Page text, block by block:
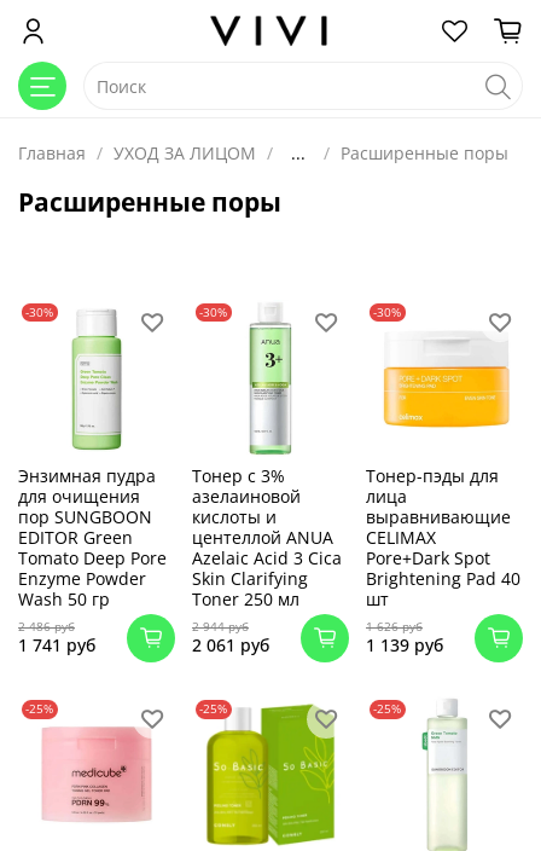
Главная УХОД ЗА ЛИЦОМ ... Расширенные поры
Расширенные поры
-30%
Энзимная пудра
для очищения
пор SUNGBOON
EDITOR Green
Tomato Deep Pore
Enzyme Powder
Wash 50 гр
2 486 руб
1 741 руб
-30%
Тонер с 3%
азелаиновой
кислоты и
центеллой ANUA
Azelaic Acid 3 Cica
Skin Clarifying
Toner 250 мл
2 944 руб
2 061 руб
-30%
Тонер-пэды для
лица
выравнивающие
CELIMAX
Pore+Dark Spot
Brightening Pad 40
шт
1 626 руб
1 139 руб
-25% -25% -25%